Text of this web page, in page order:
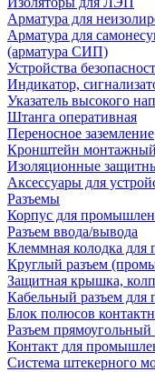
Арматура для
Арматура для
(арматура СИП)
Устройства
Индикатор,
Указатель высокого
Штанга оперативная
Переносное заземление
Кронштейн монтажный
Изоляционные
Аксессуары для
Разъемы
Корпус для
Разъем ввода/вывода
Клеммная колодка для
Круглый разъем
Защитная крышка,
Кабельный разъем для
Блок полюсов
Разъем
Контакт для
Система штекерного